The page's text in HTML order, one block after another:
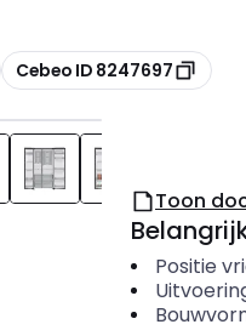
Kopiëren
Cebeo ID 8247697
Toon
Positie